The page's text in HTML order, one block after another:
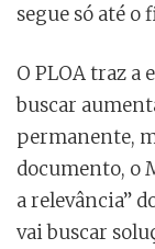
segue só até o
O PLOA traz a
buscar
permanente,
documento, o
a relevância”
vai buscar